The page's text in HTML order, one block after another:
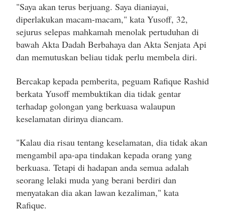
"Saya akan terus berjuang. Saya dianiayai,
diperlakukan macam-macam," kata Yusoff, 32,
sejurus selepas mahkamah menolak pertuduhan di
bawah Akta Dadah Berbahaya dan Akta Senjata Api
dan memutuskan beliau tidak perlu membela diri.
Bercakap kepada pemberita, peguam Rafique Rashid
berkata Yusoff membuktikan dia tidak gentar
terhadap golongan yang berkuasa walaupun
keselamatan dirinya diancam.
"Kalau dia risau tentang keselamatan, dia tidak akan
mengambil apa-apa tindakan kepada orang yang
berkuasa. Tetapi di hadapan anda semua adalah
seorang lelaki muda yang berani berdiri dan
menyatakan dia akan lawan kezaliman," kata
Rafique.